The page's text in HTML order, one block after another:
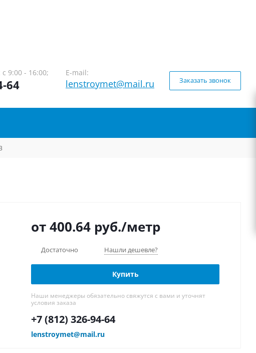
с 9:00 - 16:00;
64
E-mail:
lenstroymet@mail.ru Заказать звонок
от 400.64 руб./метр
Достаточно Нашли дешевле?
Купить
Наши менеджеры обязательно свяжутся с вами и уточнят
условия заказа
+7 (812) 326-94-64
lenstroymet@mail.ru